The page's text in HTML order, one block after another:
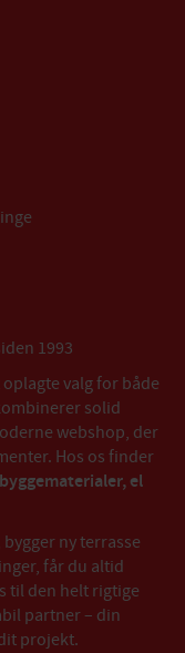
1993
valg for både
solid
webshop, der
Hos os finder
byggematerialer, el
ny terrasse
får du altid
til den helt rigtige
partner – din
projekt.